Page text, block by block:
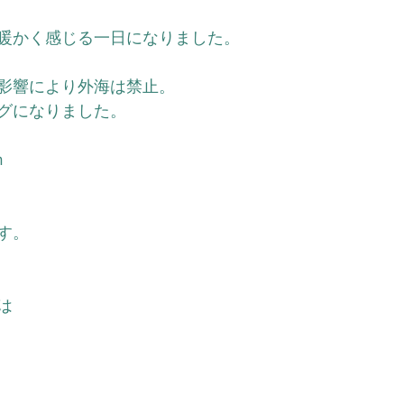
かく感じる一日になりました。
響により外海は禁止。
になりました。
。